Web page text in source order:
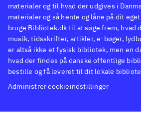
velproduceret 2D
med glimrende
muligheder
.
Til trods for Tekken
ligner spillet sine Street
fighter-forgængere på en
Spillet er helt klart
materialer og til hvad der udgives i
materialer og så hente og låne på dit
bruge Bibliotek.dk til at søge frem, hvad
musik, tidsskrifter, artikler, e-bøger,
er altså ikke et fysisk bibliotek, men en
hvad der findes på danske offentlige
bestille og få leveret til dit lokale
Administrer cookieindstillinger